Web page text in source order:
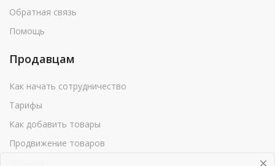
Обратная связь
Помощь
Продавцам
Как начать сотрудничество
Тарифы
Как добавить товары
Продвижение товаров